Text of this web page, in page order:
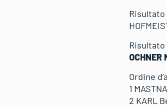
Risultato
Risultato
OCHNER
Ordine
1
2 KARL